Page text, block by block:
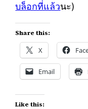
บล็อกที่แล้วนะ)
Share this:
X
Email
Like this: